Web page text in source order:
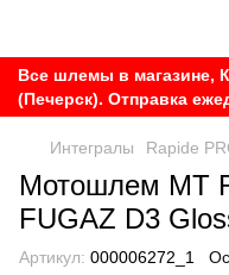
Все шлемы в магазине,
(Печерск). Отправка
Интегралы Rapide
Мотошлем MT
FUGAZ D3
Артикул: 000006272_1